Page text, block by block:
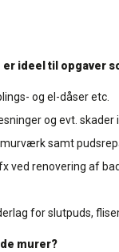
er ideel til opgaver
og el-dåser etc.
og evt. skader
samt
ved renovering af
for slutpuds,
murer?